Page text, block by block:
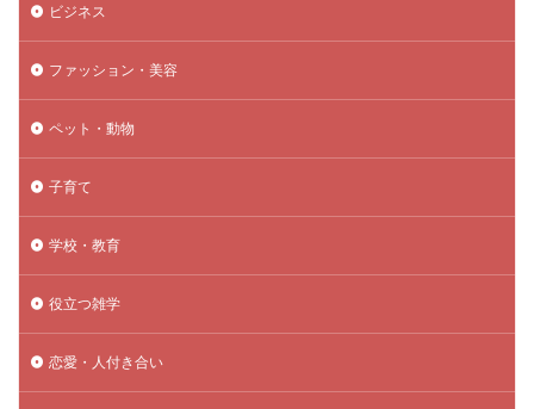
ビジネス
ファッション・美容
ペット・動物
子育て
学校・教育
役立つ雑学
恋愛・人付き合い